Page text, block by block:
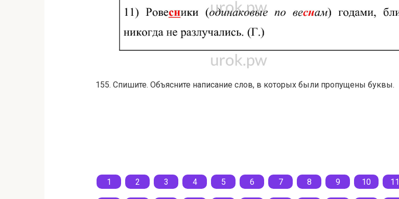
155. Спишите. Объясните написание слов, в которых были пропущены буквы.
1
2 3 4 5 6 7 8 9 10 11